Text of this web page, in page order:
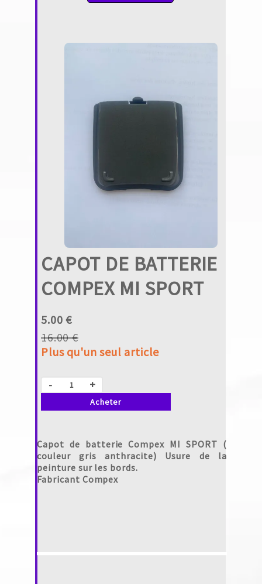
CAPOT DE BATTERIE
COMPEX MI SPORT
5.00 €
16.00 €
Plus qu'un seul article
- +
Acheter
Capot de batterie Compex MI SPORT (
couleur gris anthracite) Usure de la
peinture sur les bords.
Fabricant Compex